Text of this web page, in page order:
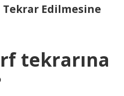
Edilmesine
tekrarına